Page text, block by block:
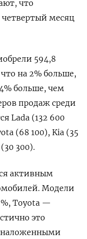
что
четвертый месяц
594,8
на 2% больше,
больше, чем
продаж среди
Lada (132 600
(68 100), Kia (35
300).
активным
Модели
Toyota —
это
наложенными